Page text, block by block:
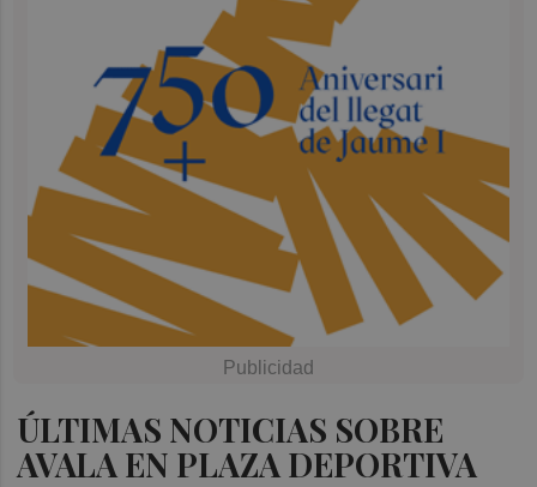
ÚLTIMAS NOTICIAS SOBRE
AVALA EN PLAZA DEPORTIVA